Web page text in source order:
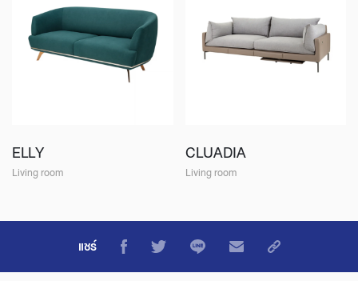
ELLY
Living room
CLUADIA
Living room
แชร์